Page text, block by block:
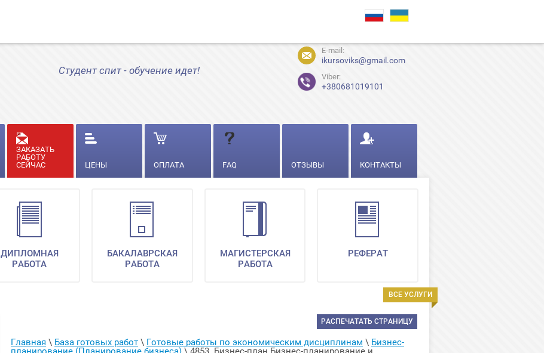
Студент спит - обучение идет!
E-mail:
ikursoviks@gmail.com
Viber:
+380681019101
ЗАКАЗАТЬ
РАБОТУ
СЕЙЧАС
ЦЕНЫ ОПЛАТА FAQ ОТЗЫВЫ КОНТАКТЫ
ВСЕ УСЛУГИ
ДИПЛОМНАЯ
РАБОТА
БАКАЛАВРСКАЯ
РАБОТА
МАГИСТЕРСКАЯ
РАБОТА
РЕФЕРАТ
РАСПЕЧАТАТЬ СТРАНИЦУ
Главная \ База готовых работ \ Готовые работы по экономическим дисциплинам \ Бизнес-